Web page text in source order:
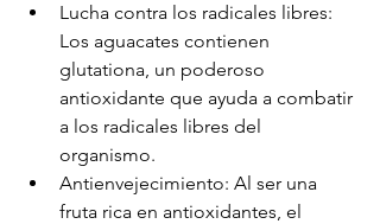
Lucha contra los radicales libres:
Los aguacates contienen
glutationa, un poderoso
antioxidante que ayuda a combatir
a los radicales libres del
organismo.
Antienvejecimiento: Al ser una
fruta rica en antioxidantes, el